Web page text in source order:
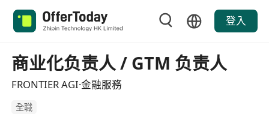
登入
商业化负责人 / GTM 负责人
FRONTIER AGI·金融服務
全職